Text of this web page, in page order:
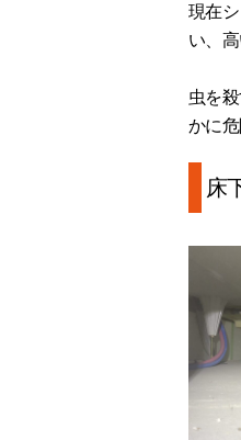
現在
い、
虫を
かに
床